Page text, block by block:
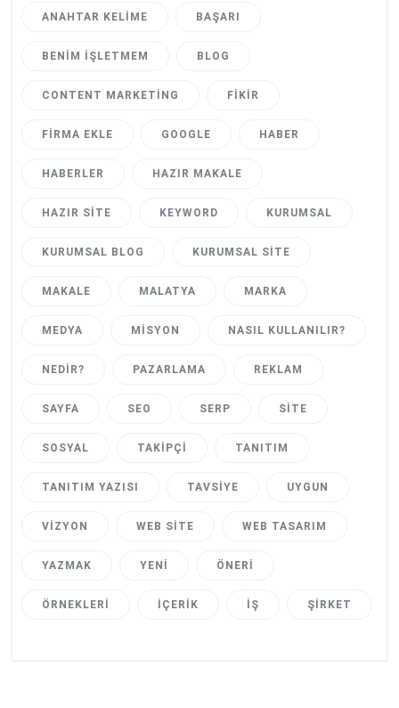
ANAHTAR KELIME BAŞARI
BENIM İŞLETMEM BLOG
CONTENT MARKETING FIKIR
FIRMA EKLE GOOGLE HABER
HABERLER HAZIR MAKALE
HAZIR SITE KEYWORD KURUMSAL
KURUMSAL BLOG KURUMSAL SITE
MAKALE MALATYA MARKA
MEDYA MISYON NASIL KULLANILIR?
NEDIR? PAZARLAMA REKLAM
SAYFA SEO SERP SITE
SOSYAL TAKIPÇI TANITIM
TANITIM YAZISI TAVSIYE UYGUN
VIZYON WEB SITE WEB TASARIM
YAZMAK YENI ÖNERI
ÖRNEKLERI İÇERIK İŞ ŞIRKET